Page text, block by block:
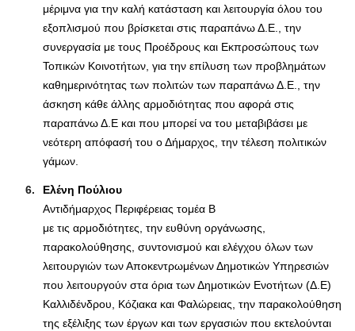
μέριμνα για την καλή κατάσταση και λειτουργία όλου του
εξοπλισμού που βρίσκεται στις παραπάνω Δ.Ε., την
συνεργασία με τους Προέδρους και Εκπροσώπους των
Τοπικών Κοινοτήτων, για την επίλυση των προβλημάτων
καθημερινότητας των πολιτών των παραπάνω Δ.Ε., την
άσκηση κάθε άλλης αρμοδιότητας που αφορά στις
παραπάνω Δ.Ε και που μπορεί να του μεταβιβάσει με
νεότερη απόφασή του ο Δήμαρχος, την τέλεση πολιτικών
γάμων.
Ελένη Πούλιου
Αντιδήμαρχος Περιφέρειας τομέα Β
με τις αρμοδιότητες, την ευθύνη οργάνωσης,
παρακολούθησης, συντονισμού και ελέγχου όλων των
λειτουργιών των Αποκεντρωμένων Δημοτικών Υπηρεσιών
που λειτουργούν στα όρια των Δημοτικών Ενοτήτων (Δ.Ε)
Καλλιδένδρου, Κόζιακα και Φαλώρειας, την παρακολούθηση
της εξέλιξης των έργων και των εργασιών που εκτελούνται